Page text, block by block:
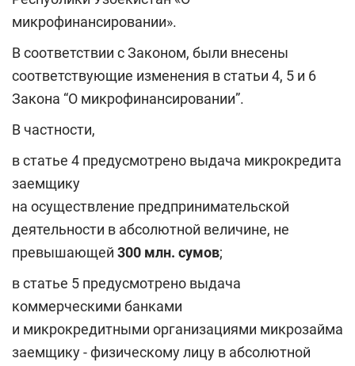
микрофинансировании».
В соответствии с Законом, были внесены
соответствующие изменения в статьи 4, 5 и 6
Закона “О микрофинансировании”.
В частности,
в статье 4 предусмотрено выдача микрокредита
заемщику
на осуществление предпринимательской
деятельности в абсолютной величине, не
превышающей 300 млн. сумов;
в статье 5 предусмотрено выдача
коммерческими банками
и микрокредитными организациями микрозайма
заемщику - физическому лицу в абсолютной